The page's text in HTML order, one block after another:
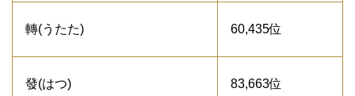
轉(うたた) 60,435位
發(はつ) 83,663位